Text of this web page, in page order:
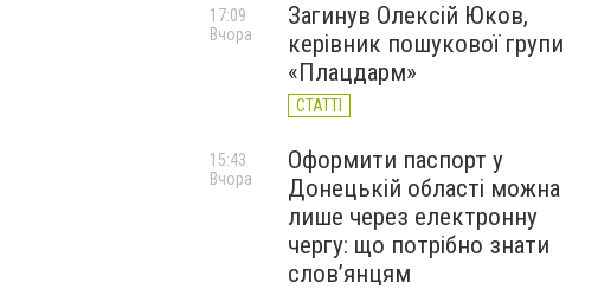
Загинув Олексій Юков,
керівник пошукової групи
«Плацдарм»
СТАТТІ
17:09
Вчора
Оформити паспорт у
Донецькій області можна
лише через електронну
чергу: що потрібно знати
слов’янцям
15:43
Вчора